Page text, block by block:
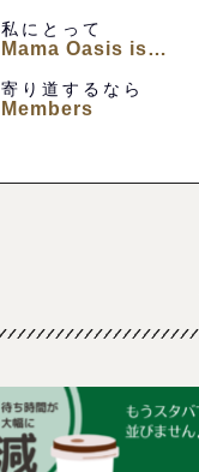
私にとって
Mama Oasis is…
寄り道するなら
Members